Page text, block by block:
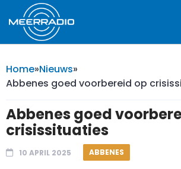
Home»Nieuws»
Abbenes goed voorbereid op
Abbenes goed
crisissituaties
10 APRIL 2025 ABBENES